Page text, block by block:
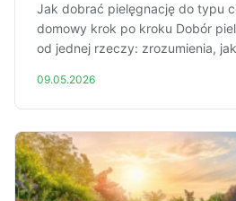
Jak dobrać pielęgnację do typu
domowy krok po kroku Dobór
od jednej rzeczy: zrozumienia,
09.05.2026